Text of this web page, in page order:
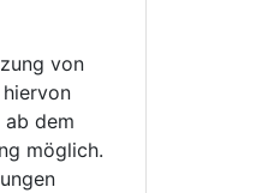
von
dem
möglich.